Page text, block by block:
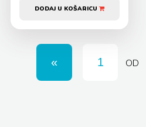
DODAJ U KOŠARICU
OD